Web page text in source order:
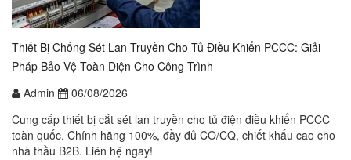
Thiết Bị Chống Sét Lan Truyền Cho Tủ Điều Khiển PCCC: Giải
Pháp Bảo Vệ Toàn Diện Cho Công Trình
Admin
06/08/2026
Cung cấp thiết bị cắt sét lan truyền cho tủ điện điều khiển PCCC
toàn quốc. Chính hãng 100%, đầy đủ CO/CQ, chiết khấu cao cho
nhà thầu B2B. Liên hệ ngay!